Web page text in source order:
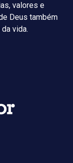
valores e
Deus também
vida.